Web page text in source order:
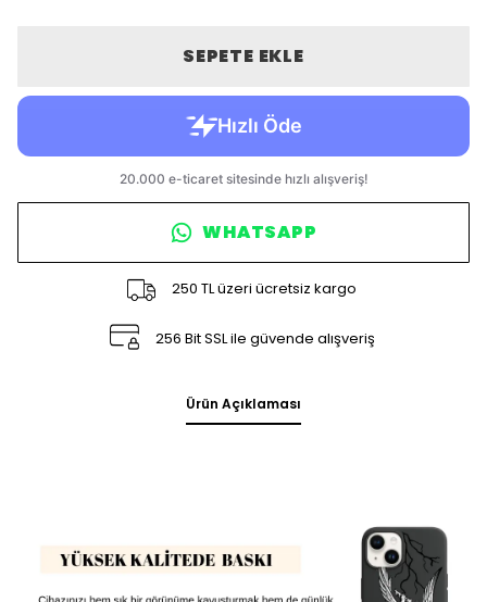
SEPETE EKLE
WHATSAPP
250 TL üzeri ücretsiz kargo
256 Bit SSL ile güvende alışveriş
Ürün Açıklaması